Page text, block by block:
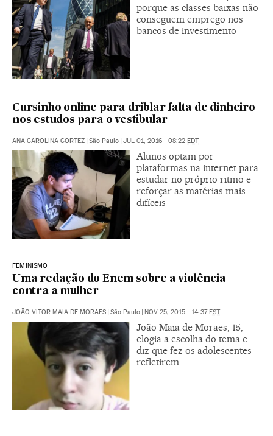
porque as classes baixas não
conseguem emprego nos
bancos de investimento
Cursinho online para driblar falta de dinheiro
nos estudos para o vestibular
ANA CAROLINA CORTEZ | São Paulo | JUL 01, 2016 - 08:22 EDT
Alunos optam por
plataformas na internet para
estudar no próprio ritmo e
reforçar as matérias mais
difíceis
FEMINISMO
Uma redação do Enem sobre a violência
contra a mulher
JOÃO VITOR MAIA DE MORAES | São Paulo | NOV 25, 2015 - 14:37EST
João Maia de Moraes, 15,
elogia a escolha do tema e
diz que fez os adolescentes
refletirem